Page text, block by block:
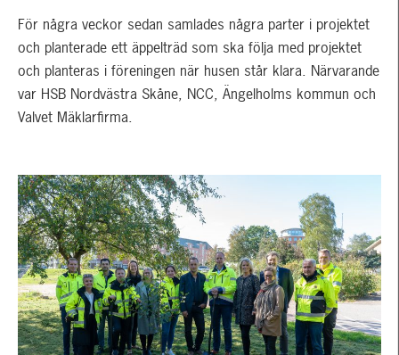
För några veckor sedan samlades några parter i projektet
och planterade ett äppelträd som ska följa med projektet
och planteras i föreningen när husen står klara. Närvarande
var HSB Nordvästra Skåne, NCC, Ängelholms kommun och
Valvet Mäklarfirma.